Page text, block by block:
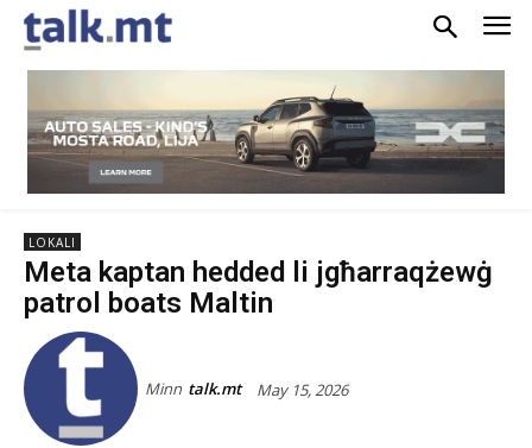
LOKALI
Meta kaptan hedded li jgħarraqżewġ
patrol boats Maltin
Minn talk.mt May 15, 2026